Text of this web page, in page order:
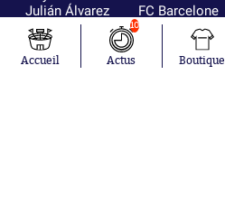
Julián Álvarez
Ferrán Torres
Kilian Corredor
Franco
FC Barcelone
Argentine
Olympique
lyonnais
Accueil
10
Actus Boutique